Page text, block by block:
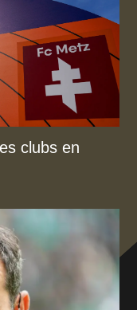
clubs en